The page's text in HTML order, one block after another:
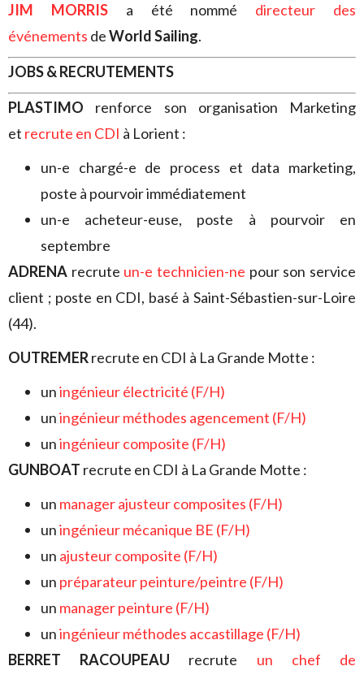
JIM MORRISa été nommé directeur des
événements deWorld Sailing.
JOBS & RECRUTEMENTS
PLASTIMO renforce son organisation Marketing
et recrute en CDI à Lorient :
un-e chargé-e de process et data marketing,
poste à pourvoir immédiatement
un-e acheteur-euse, poste à pourvoir en
septembre
ADRENA recrute un-e technicien-ne pour son service
client ; poste en CDI, basé à Saint-Sébastien-sur-Loire
(44).
OUTREMERrecrute en CDI à La Grande Motte :
uningénieur électricité (F/H)
uningénieur méthodes agencement (F/H)
uningénieur composite (F/H)
GUNBOAT recrute en CDI à La Grande Motte :
un manager ajusteur composites (F/H)
uningénieur mécanique BE (F/H)
un ajusteur composite (F/H)
un préparateur peinture/peintre (F/H)
un manager peinture (F/H)
uningénieur méthodes accastillage (F/H)
BERRET RACOUPEAU recrute un chef de